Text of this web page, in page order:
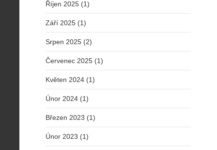
Říjen 2025 (1)
Září 2025 (1)
Srpen 2025 (2)
Červenec 2025 (1)
Květen 2024 (1)
Únor 2024 (1)
Březen 2023 (1)
Únor 2023 (1)